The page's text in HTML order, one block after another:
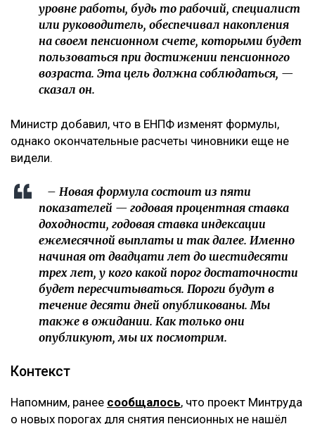
уровне работы, будь то рабочий, специалист
или руководитель, обеспечивал накопления
на своем пенсионном счете, которыми будет
пользоваться при достижении пенсионного
возраста. Эта цель должна соблюдаться, —
сказал он.
Министр добавил, что в ЕНПФ изменят формулы,
однако окончательные расчеты чиновники еще не
видели.
– Новая формула состоит из пяти
показателей — годовая процентная ставка
доходности, годовая ставка индексации
ежемесячной выплаты и так далее. Именно
начиная от двадцати лет до шестидесяти
трех лет, у кого какой порог достаточности
будет пересчитываться. Пороги будут в
течение десяти дней опубликованы. Мы
также в ожидании. Как только они
опубликуют, мы их посмотрим.
Контекст
Напомним, ранее сообщалось, что проект Минтруда
о новых порогах для снятия пенсионных не нашёл